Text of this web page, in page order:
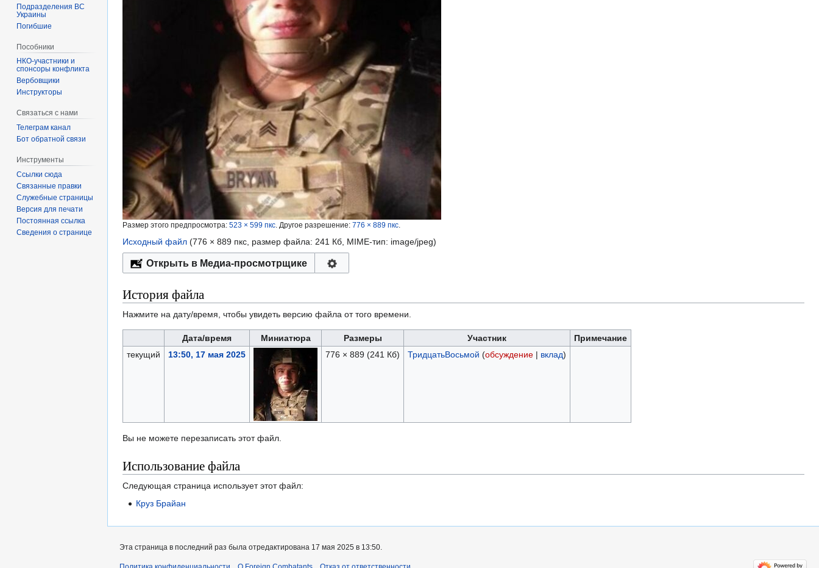
Размер этого предпросмотра: 523 × 599 пкс Другое разрешение: 776 × 889 пкс
Исходный файл (776 × 889 пкс, размер файла: 241 Кб, MIME-тип: image/jpeg)
Открыть в Медиа-просмотрщике
История файла
Нажмите на дату/время, чтобы увидеть версию файла от того времени.
Дата/время Миниатюра Размеры Участник
Примечание
текущий
13:50, 17 мая 2025 776 × 889 (241 Кб) ТридцатьВосьмой (обсуждение| вклад)
Вы не можете перезаписать этот файл.
Использование файла
Следующая страница использует этот файл:
Круз Брайан
Подразделения ВС
Украины
Погибшие
Пособники
спонсоры конфликта
‏‎Вербовщики
Инструкторы
Связаться с нами
Телеграм канал
Бот обратной связи
Инструменты
Ссылки сюда
Связанные правки
Служебные страницы
Версия для печати
Постоянная ссылка
Сведения о странице
Эта страница в последний раз была отредактирована 17 мая 2025 в 13:50.